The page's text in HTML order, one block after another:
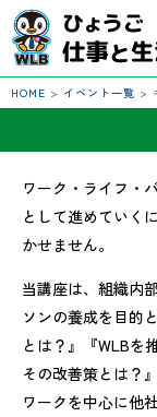
HOME > イベント一覧 >
ワーク・ライフ・
として進めていく
かせません。
当講座は、組織内
ソンの養成を目的
とは？』『WLBを
その改善策とは？
ワークを中心に他